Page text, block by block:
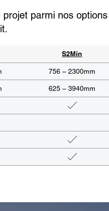
parmi nos
S2Min
756 – 2300mm
625 – 3940mm